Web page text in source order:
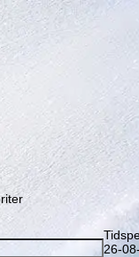
och missa
26-